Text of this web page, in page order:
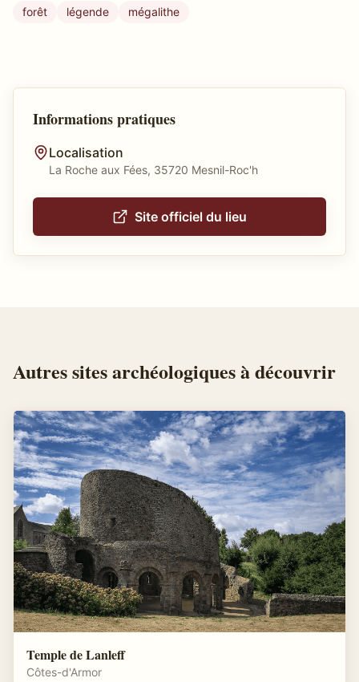
forêt légende mégalithe
Informations pratiques
Localisation
La Roche aux Fées, 35720 Mesnil-Roc'h
Site officiel du lieu
Autressites archéologiquesà découvrir
Temple de Lanleff
Côtes-d'Armor